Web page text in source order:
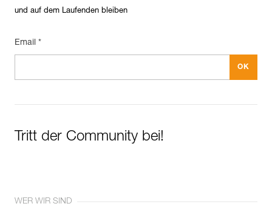
und auf dem Laufenden bleiben
Email *
Tritt der Community bei!
WER WIR SIND